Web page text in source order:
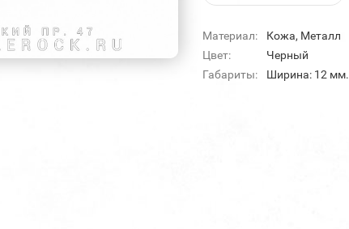
Материал:
Кожа, Металл
Цвет:
Черный
Габариты:
Ширина: 12 мм.